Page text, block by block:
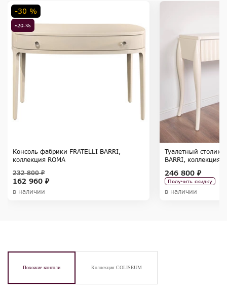
-20 %
-30 %
Консоль фабрики FRATELLI BARRI,
коллекция ROMA
162 960 ₽
232 800 ₽
в наличии
Туалетный столик
BARRI, коллекция
246 800 ₽
Получить скидку
в наличии
Похожие консоли Коллекция COLISEUM